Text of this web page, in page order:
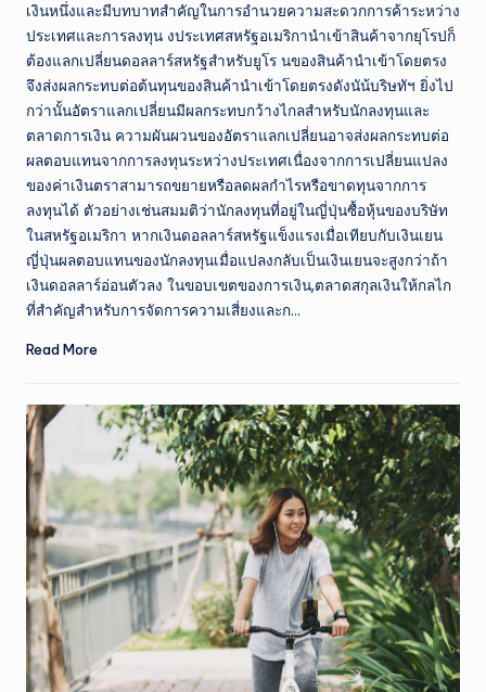
เงินหนึ่งและมีบทบาทสำคัญในการอำนวยความสะดวกการค้าระหว่าง
ประเทศและการลงทุน งประเทศสหรัฐอเมริกานำเข้าสินค้าจากยุโรปก็
ต้องแลกเปลี่ยนดอลลาร์สหรัฐสำหรับยูโร นของสินค้านำเข้าโดยตรง
จึงส่งผลกระทบต่อต้นทุนของสินค้านำเข้าโดยตรงดังนัน้บริษทัฯ ยิ่งไป
กว่านั้นอัตราแลกเปลี่ยนมีผลกระทบกว้างไกลสำหรับนักลงทุนและ
ตลาดการเงิน ความผันผวนของอัตราแลกเปลี่ยนอาจส่งผลกระทบต่อ
ผลตอบแทนจากการลงทุนระหว่างประเทศเนื่องจากการเปลี่ยนแปลง
ของค่าเงินตราสามารถขยายหรือลดผลกำไรหรือขาดทุนจากการ
ลงทุนได้ ตัวอย่างเช่นสมมติว่านักลงทุนที่อยู่ในญี่ปุ่นซื้อหุ้นของบริษัท
ในสหรัฐอเมริกา หากเงินดอลลาร์สหรัฐแข็งแรงเมื่อเทียบกับเงินเยน
ญี่ปุ่นผลตอบแทนของนักลงทุนเมื่อแปลงกลับเป็นเงินเยนจะสูงกว่าถ้า
เงินดอลลาร์อ่อนตัวลง ในขอบเขตของการเงิน,ตลาดสกุลเงินให้กลไก
ที่สำคัญสำหรับการจัดการความเสี่ยงและก…
Read More